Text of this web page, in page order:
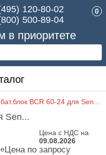
в приоритете
120-80-02
500-89-04
0
BCR 60-24 для Sen...
Sen...
Цена с НДС на
09.08.2026
Цена по запросу